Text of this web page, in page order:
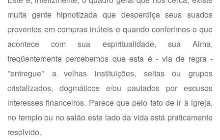
muita gente hipnotizada que desperdiça seus suados
proventos em compras inúteis e quando conferimos o que
acontece com sua espiritualidade, sua Alma,
freqüentemente percebemos que esta é - via de regra -
"entregue" a velhas instituições, seitas ou grupos
cristalizados, dogmáticos e/ou pautados por escusos
interesses financeiros. Parece que pelo fato de ir à igreja,
no templo ou no salão este lado da vida está praticamente
resolvido.